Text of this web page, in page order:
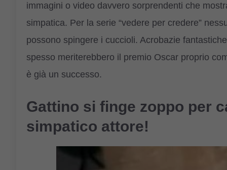
immagini o video davvero sorprendenti che
simpatica. Per la serie “vedere per credere”
possono spingere i cuccioli. Acrobazie
spesso meriterebbero il premio Oscar proprio
è già un successo.
Gattino si finge zoppo per
simpatico attore!